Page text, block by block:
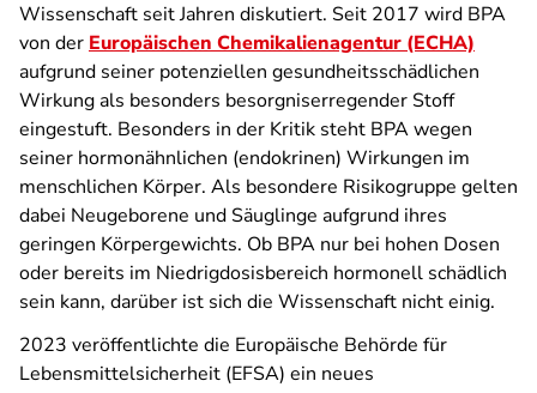
Wissenschaft seit Jahren diskutiert. Seit 2017 wird BPA
von der Europäischen Chemikalienagentur (ECHA)
aufgrund seiner potenziellen gesundheitsschädlichen
Wirkung als besonders besorgniserregender Stoff
eingestuft. Besonders in der Kritik steht BPA wegen
seiner hormonähnlichen (endokrinen) Wirkungen im
menschlichen Körper. Als besondere Risikogruppe gelten
dabei Neugeborene und Säuglinge aufgrund ihres
geringen Körpergewichts. Ob BPA nur bei hohen Dosen
oder bereits im Niedrigdosisbereich hormonell schädlich
sein kann, darüber ist sich die Wissenschaft nicht einig.
2023 veröffentlichte die Europäische Behörde für
Lebensmittelsicherheit (EFSA) ein neues